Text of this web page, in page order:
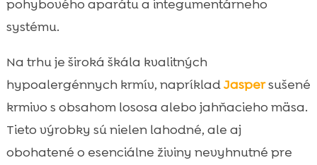
pohybového aparátu a integumentárneho
systému.
Na trhu je široká škála kvalitných
hypoalergénnych krmív, napríkladJaspersušené
krmivo s obsahom lososa alebo jahňacieho mäsa.
Tieto výrobky sú nielen lahodné, ale aj
obohatené o esenciálne živiny nevyhnutné pre